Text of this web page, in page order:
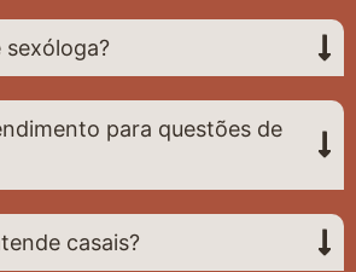
sexóloga?
para questões de
casais?